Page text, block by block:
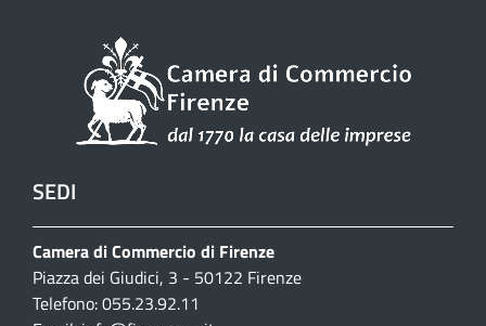
SEDI
Camera di Commercio di Firenze
Piazza dei Giudici, 3 - 50122 Firenze
Telefono: 055.23.92.11